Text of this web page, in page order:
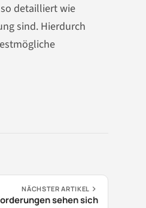
detailliert wie
sind. Hierdurch
NÄCHSTER ARTIKEL
sehen sich